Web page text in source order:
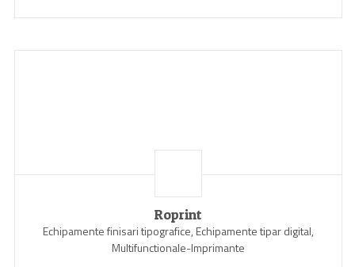
Roprint
Echipamente finisari tipografice, Echipamente tipar digital,
Multifunctionale-Imprimante